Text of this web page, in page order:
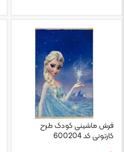
فرش ماشینی کودک طرح
کارتونی کد 600204